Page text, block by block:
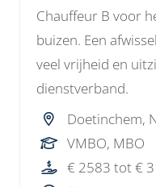
Chauffeur B voor
buizen. Een
veel vrijheid en
dienstverband.
Doetinchem,
VMBO, MBO
€ 2583 tot €